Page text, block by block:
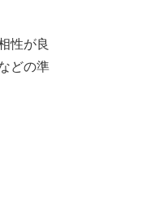
性が良
どの準